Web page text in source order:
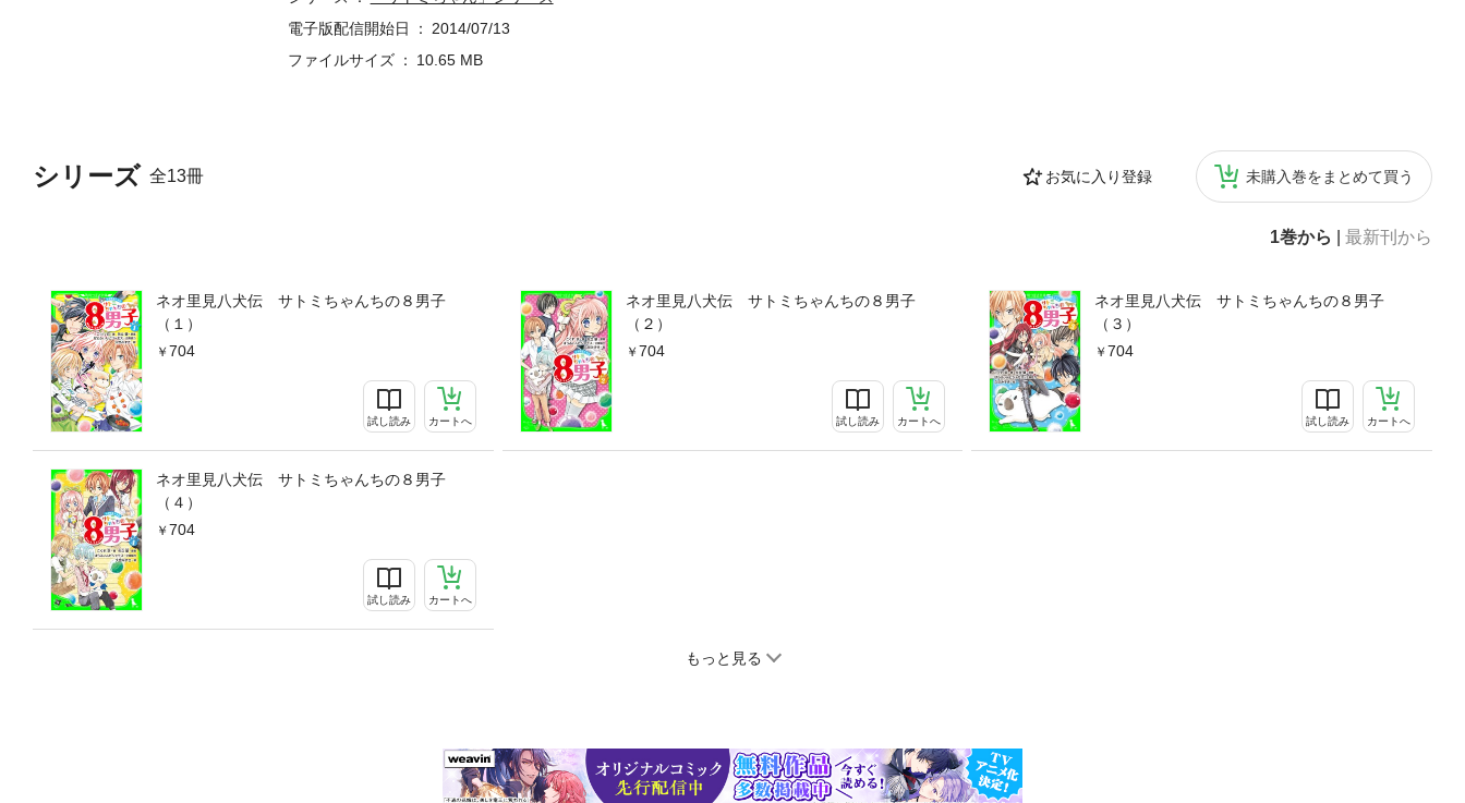
シリーズ 全13冊 お気に入り登録 未購入巻をまとめて買う
1巻から 最新刊から
ネオ里見八犬伝 サトミちゃんちの８男子
（１）
704
試し読み カートへ
ネオ里見八犬伝 サトミちゃんちの８男子
（２）
704
試し読み カートへ
ネオ里見八犬伝 サトミちゃんちの８男子
（３）
704
試し読み カートへ
ネオ里見八犬伝 サトミちゃんちの８男子
（４）
704
試し読み カートへ
もっと見る
電子版配信開始日
2014/07/13
ファイルサイズ
10.65 MB